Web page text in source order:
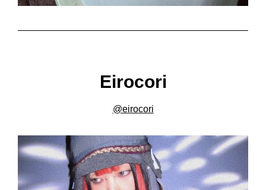
Eirocori
@eirocori